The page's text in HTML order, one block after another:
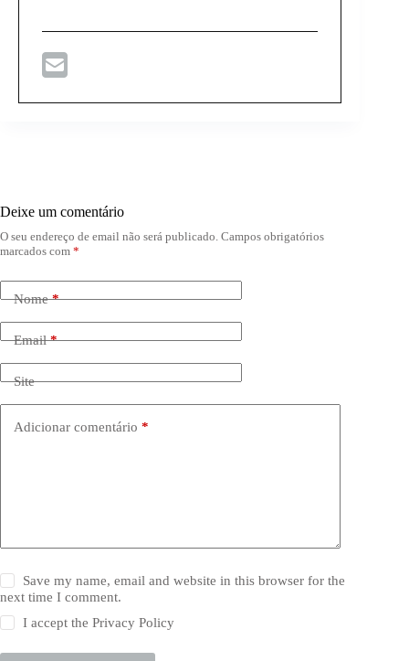
Deixe um comentário
O seu endereço de email não será publicado. Campos obrigatórios
marcados com *
Nome*
Email*
Site
Adicionar comentário *
Save my name, email and website in this browser for the
next time I comment.
I accept thePrivacy Policy